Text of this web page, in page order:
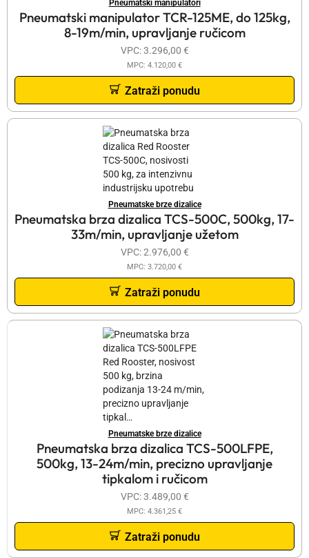
Pneumatski manipulatori
Pneumatski manipulator TCR-125ME, do 125kg,
8-19m/min, upravljanje ručicom
VPC:3.296,00 €
MPC: 4.120,00 €
Zatraži ponudu
Pneumatske brze dizalice
Pneumatska brza dizalica TCS-500C, 500kg, 17-
33m/min, upravljanje užetom
VPC:2.976,00 €
MPC: 3.720,00 €
Zatraži ponudu
Pneumatske brze dizalice
Pneumatska brza dizalica TCS-500LFPE,
500kg, 13-24m/min, precizno upravljanje
tipkalom i ručicom
VPC:3.489,00 €
MPC: 4.361,25 €
Zatraži ponudu